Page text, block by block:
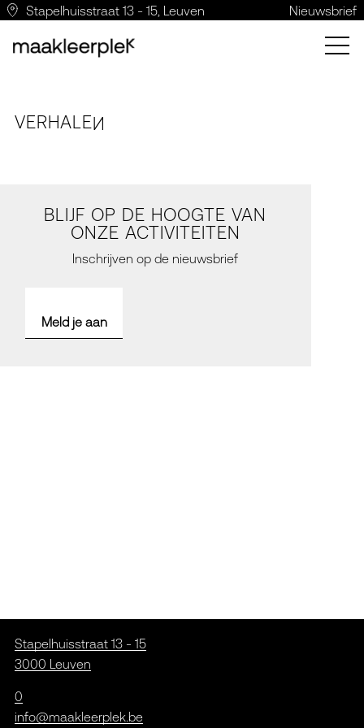
Stapelhuisstraat 13 - 15, Leuven Nieuwsbrief
VERHALEN
BLIJF OP DE HOOGTE VAN
ONZE ACTIVITEITEN
Inschrijven op de nieuwsbrief
Meld je aan
Stapelhuisstraat 13 - 15
3000 Leuven
0
info@maakleerplek.be